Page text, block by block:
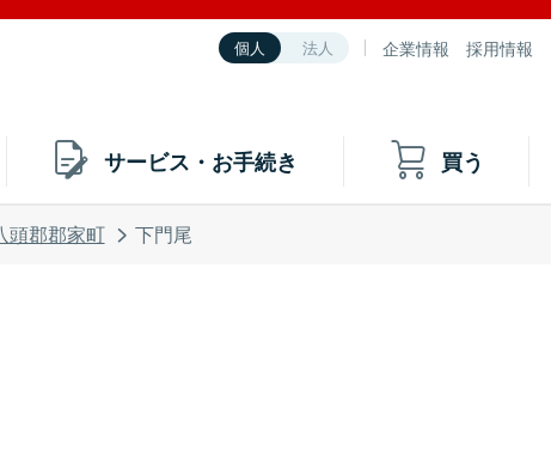
個人 法人 企業情報 採用情報
サービス・お手続き 買う
頭郡郡家町 下門尾